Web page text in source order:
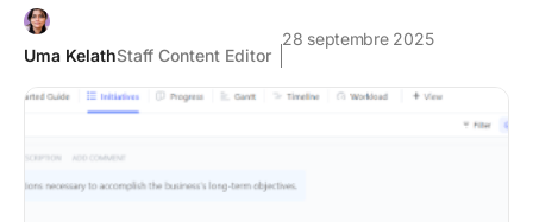
Uma KelathStaff Content Editor
28 septembre 2025